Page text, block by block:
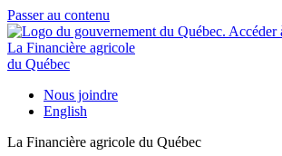
Passer au contenu
La Financière agricole
du Québec
Nous joindre
English
La Financière agricole du Québec